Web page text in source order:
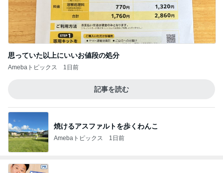
思っていた以上にいいお値段の処分
Amebaトピックス 1日前
記事を読む
焼けるアスファルトを歩くわんこ
Amebaトピックス 1日前